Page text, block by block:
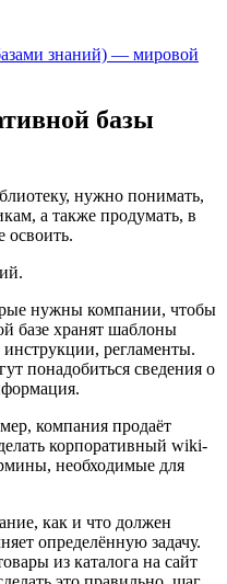
знаний) — мировой
базы
нужно понимать,
а также продумать, в
освоить.
нужны компании, чтобы
базе хранят шаблоны
регламенты.
понадобиться сведения о
компания продаёт
корпоративный wiki-
необходимые для
как и что должен
определённую задачу.
из каталога на сайт